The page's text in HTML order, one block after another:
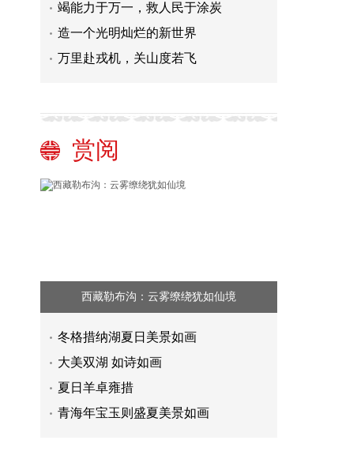
竭能力于万一，救人民于涂炭
造一个光明灿烂的新世界
万里赴戎机，关山度若飞
赏阅
西藏勒布沟：云雾缭绕犹如仙境
冬格措纳湖夏日美景如画
大美双湖 如诗如画
夏日羊卓雍措
青海年宝玉则盛夏美景如画